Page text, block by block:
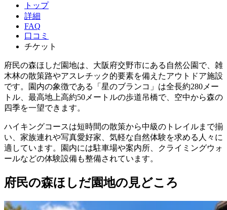
トップ
詳細
FAQ
口コミ
チケット
府民の森ほしだ園地は、大阪府交野市にある自然公園で、雑
木林の散策路やアスレチック的要素を備えたアウトドア施設
です。園内の象徴である「星のブランコ」は全長約280メー
トル、最高地上高約50メートルの歩道吊橋で、空中から森の
四季を一望できます。
ハイキングコースは短時間の散策から中級のトレイルまで揃
い、家族連れや写真愛好家、気軽な自然体験を求める人々に
適しています。園内には駐車場や案内所、クライミングウォ
ールなどの体験設備も整備されています。
府民の森ほしだ園地の見どころ